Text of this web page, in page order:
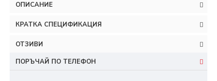
ОПИСАНИЕ
КРАТКА СПЕЦИФИКАЦИЯ
ОТЗИВИ
ПОРЪЧАЙ ПО ТЕЛЕФОН